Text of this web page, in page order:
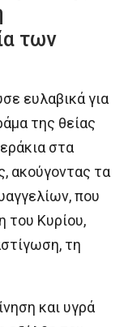
των
ευλαβικά για
της θείας
στα
ακούγοντας τα
που
του Κυρίου,
τη
και υγρά